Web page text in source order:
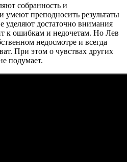
собранность и
умеют преподносить результаты
уделяют достаточно внимания
к ошибкам и недочетам. Но Лев
недосмотре и всегда
При этом о чувствах других
подумает.